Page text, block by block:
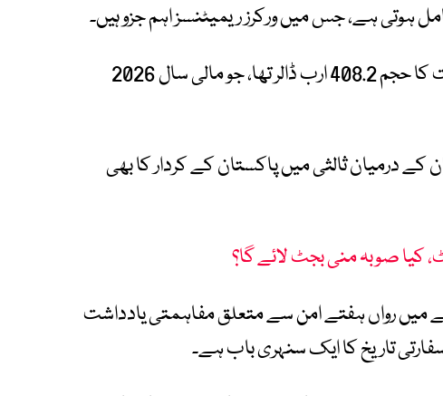
ہوتی ہے، جس میں ورکرز ریمیٹنسز اہم جزو ہیں۔
انہوں نے کہاکہ مالی سال 2025 میں معیشت کا حجم 408.2 ارب ڈالر تھا، جو مالی سال 2026
کے درمیان ثالثی میں پاکستان کے کردار کا بھی
کیا صوبہ منی بجٹ لائے گا؟
میں رواں ہفتے امن سے متعلق مفاہمتی یادداشت
تاریخ کا ایک سنہری باب ہے۔